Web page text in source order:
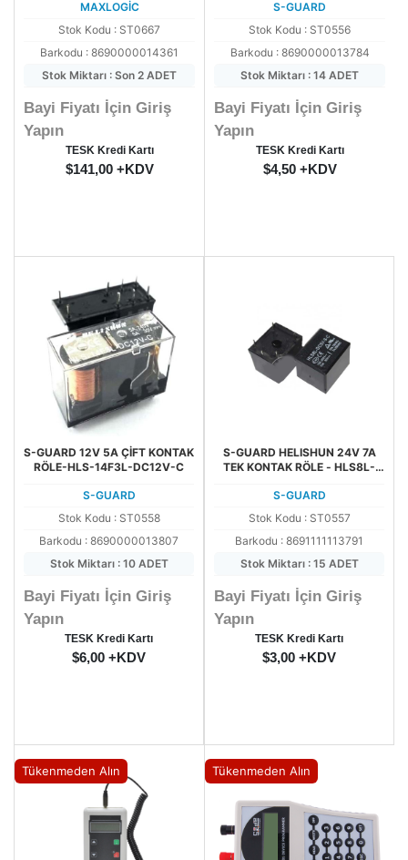
MAXLOGİC
Stok Kodu : ST0667
Barkodu : 8690000014361
Stok Miktarı : Son 2 ADET
Bayi Fiyatı İçin Giriş
Yapın
TESK Kredi Kartı
$141,00 +KDV
S-GUARD
Stok Kodu : ST0556
Barkodu : 8690000013784
Stok Miktarı : 14 ADET
Bayi Fiyatı İçin Giriş
Yapın
TESK Kredi Kartı
$4,50 +KDV
S-GUARD 12V 5A ÇİFT KONTAK
RÖLE-HLS-14F3L-DC12V-C
S-GUARD
Stok Kodu : ST0558
Barkodu : 8690000013807
Stok Miktarı : 10 ADET
Bayi Fiyatı İçin Giriş
Yapın
TESK Kredi Kartı
$6,00 +KDV
S-GUARD HELISHUN 24V 7A
TEK KONTAK RÖLE - HLS8L-
S-GUARD
Stok Kodu : ST0557
Barkodu : 8691111113791
Stok Miktarı : 15 ADET
Bayi Fiyatı İçin Giriş
Yapın
TESK Kredi Kartı
$3,00 +KDV
Tükenmeden Alın Tükenmeden Alın